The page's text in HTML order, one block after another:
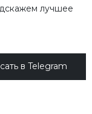
лучшее
в Telegram